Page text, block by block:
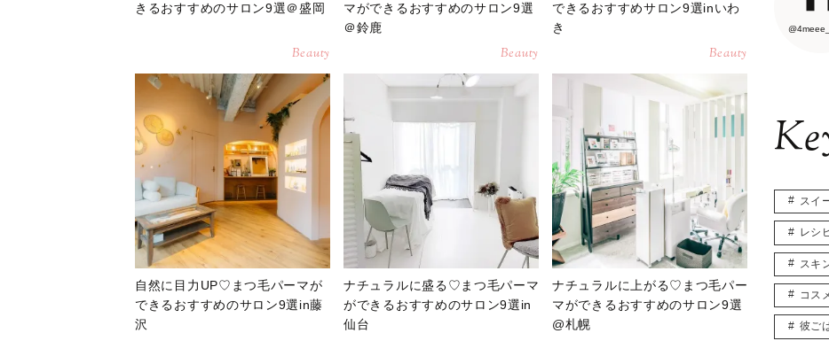
きるおすすめのサロン9選＠盛岡
Beauty
マができるおすすめのサロン9選
＠鈴鹿
Beauty
できるおすすめサロン9選inいわ
き
Beauty
自然に目力UP♡まつ毛パーマが
できるおすすめのサロン9選in藤
沢
ナチュラルに盛る♡まつ毛パーマ
ができるおすすめのサロン9選in
仙台
ナチュラルに上がる♡まつ毛パー
マができるおすすめのサロン9選
@札幌
スイ
レシ
スキ
コス
彼ご